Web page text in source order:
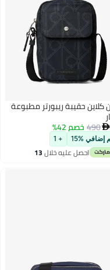
كلاين حقيبة ريبورتر مطبوعة
490خصم 42%
%15
+ 1
احصل عليه خلال13
اغسطس